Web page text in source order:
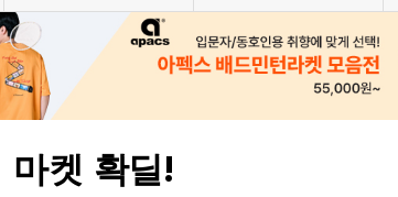
마켓 확딜!